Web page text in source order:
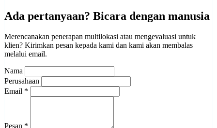
Ada pertanyaan? Bicara dengan manusia
Merencanakan penerapan multilokasi atau mengevaluasi untuk
klien? Kirimkan pesan kepada kami dan kami akan membalas
melalui email.
Nama
Perusahaan
Email *
Pesan *